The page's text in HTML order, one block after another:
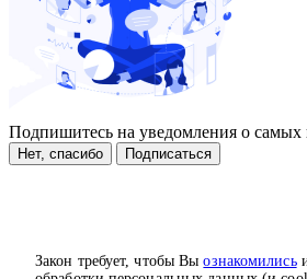
Закон требует, чтобы Выознакомились
Подпишитесь на уведомления о самых
Нет, спасибо Подписаться